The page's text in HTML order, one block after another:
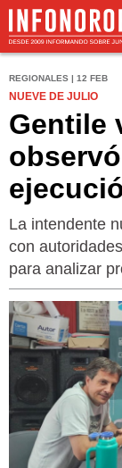
REGIONALES | 12 FEB
NUEVE DE JULIO
Gentile
La intendente
con
para analizar